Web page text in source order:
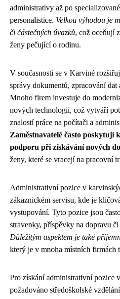
administrativy až po
personalistice. Velkou výhodou je
či částečných úvazků, což oceňují
ženy pečující o rodinu.
V současnosti se v Karviné
správy dokumentů, zpracování dat
Mnoho firem investuje do
nových technologií, což vytváří
znalostí práce na počítači a
Zaměstnavatelé často poskytují
podporu při získávání nových
ženy, které se vracejí na pracovní
Administrativní pozice v
zákaznickém servisu, kde je
vystupování. Tyto pozice jsou
stravenky, příspěvky na dopravu
Důležitým aspektem je také
který je v mnoha místních firmách
Pro získání administrativní pozice
požadováno středoškolské